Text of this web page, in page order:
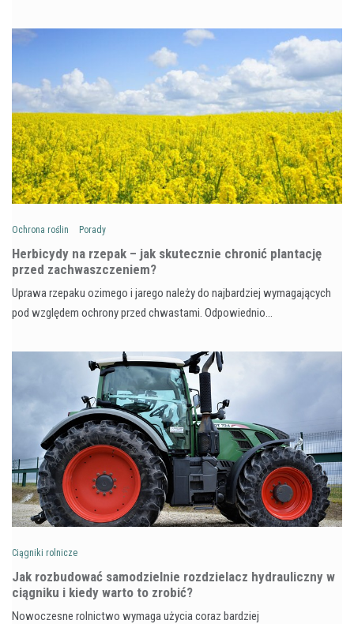
Ochrona roślin Porady
Herbicydy na rzepak – jak skutecznie chronić plantację
przed zachwaszczeniem?
Uprawa rzepaku ozimego i jarego należy do najbardziej wymagających
pod względem ochrony przed chwastami. Odpowiednio…
Ciągniki rolnicze
Jak rozbudować samodzielnie rozdzielacz hydrauliczny w
ciągniku i kiedy warto to zrobić?
Nowoczesne rolnictwo wymaga użycia coraz bardziej